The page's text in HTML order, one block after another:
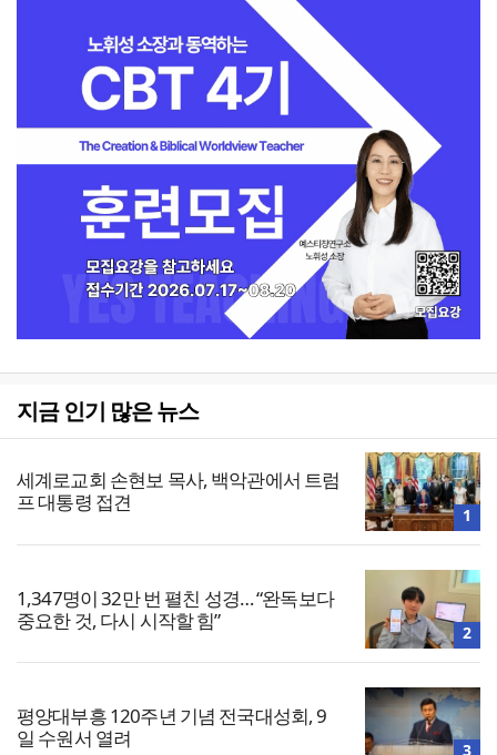
지금 인기 많은 뉴스
세계로교회 손현보 목사, 백악관에서 트럼
프 대통령 접견
1
1,347명이 32만 번 펼친 성경… “완독보다
중요한 것, 다시 시작할 힘”
2
평양대부흥 120주년 기념 전국대성회, 9
일 수원서 열려
3